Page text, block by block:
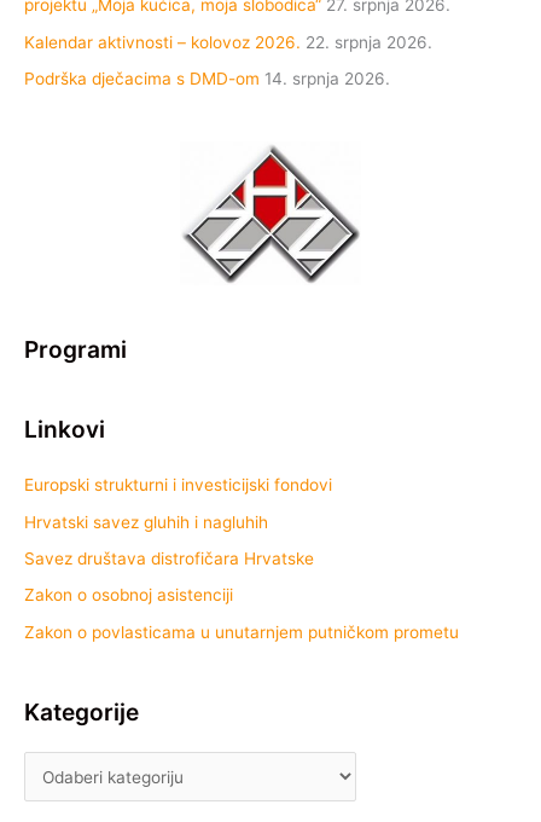
projektu „Moja kućica, moja slobodica“ 27. srpnja 2026.
Kalendar aktivnosti – kolovoz 2026. 22. srpnja 2026.
Podrška dječacima s DMD-om 14. srpnja 2026.
Programi
Linkovi
Europski strukturni i investicijski fondovi
Hrvatski savez gluhih i nagluhih
Savez društava distrofičara Hrvatske
Zakon o osobnoj asistenciji
Zakon o povlasticama u unutarnjem putničkom prometu
Kategorije